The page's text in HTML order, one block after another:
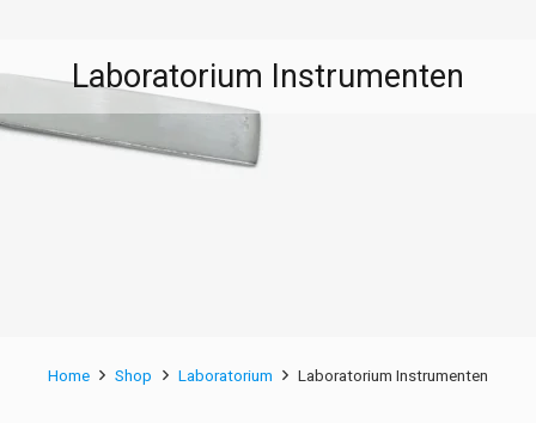
Laboratorium Instrumenten
Home Shop Laboratorium Laboratorium Instrumenten